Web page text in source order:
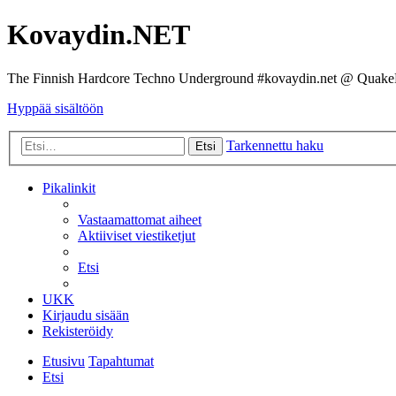
Kovaydin.NET
The Finnish Hardcore Techno Underground #kovaydin.net @
Hyppää sisältöön
Etsi Tarkennettu haku
Pikalinkit
Vastaamattomat aiheet
Aktiiviset viestiketjut
Etsi
UKK
Kirjaudu sisään
Rekisteröidy
Etusivu Tapahtumat
Etsi